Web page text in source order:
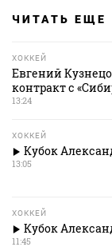
ЧИТАТЬ ЕЩЕ
ХОККЕЙ
Евгений
контракт с
13:24
ХОККЕЙ
Кубок
13:05
ХОККЕЙ
Кубок
11:45